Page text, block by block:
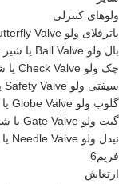
ولوهای کنترلی
باترفلای ولو Butterfly Valve یا شیر پروانه ای
بال ولو Ball Valve یا شیر توپی
چک ولو Check Valve یا شیر یک طرفه
سیفتی ولو Safety Valve یا شیر اطمینان
گلوب ولو Globe Valve یا شیر کروی
گیت ولو Gate Valve یا شیر دروازه ای
نیدل ولو Needle Valve یا شیر سوزنی
فریم6
ارتعاش